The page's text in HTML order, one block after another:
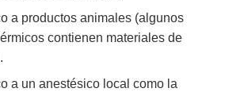
a productos animales (algunos
contienen materiales de
a un anestésico local como la